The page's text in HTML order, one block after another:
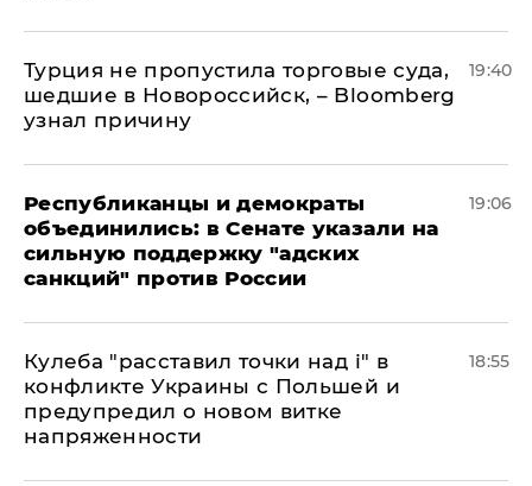
Турция не пропустила торговые суда,
шедшие в Новороссийск, – Bloomberg
узнал причину
19:40
Республиканцы и демократы
объединились: в Сенате указали на
сильную поддержку "адских
санкций" против России
19:06
Кулеба "расставил точки над і" в
конфликте Украины с Польшей и
предупредил о новом витке
напряженности
18:55